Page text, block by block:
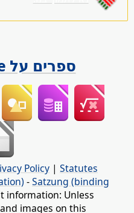
ספרים על LibreOffice
Policy | Statutes
-Satzung (binding
information: Unless
images on this